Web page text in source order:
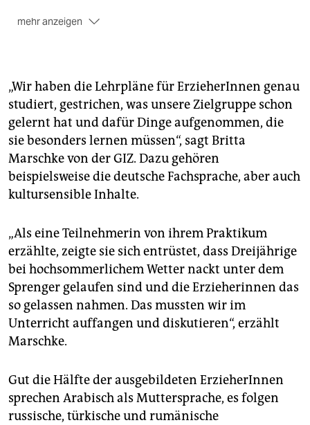
mehr anzeigen
können sie sich individuell beraten lassen. Ziel ist,
dass sie Einblicke in alle Bereiche des Kita-Alltags
aus fachlicher Perspektive erhalten.
VoraussetzungIn­ter­es­sen­t*in­nen sollten einen
Berliner Wohnsitz haben, nicht mehr schulpflichtig
und noch nicht in Rente sein. An den
Berufsorientierungsprojekten vom Anbieter „wortlaut“
haben seit 2018 bisher rund 670 Interessierte
ins Berufsfeld Kita vermittelt werden. Das Projekt wird
seit 2022 von der Senatsverwaltung für Bildung,
Jugend und Familie gefördert.
(usch)
„Wir haben die Lehrpläne für ErzieherInnen genau
studiert, gestrichen, was unsere Zielgruppe schon
gelernt hat und dafür Dinge aufgenommen, die
sie besonders lernen müssen“, sagt Britta
Marschke von der GIZ. Dazu gehören
beispielsweise die deutsche Fachsprache, aber auch
kultursensible Inhalte.
„Als eine Teilnehmerin von ihrem Praktikum
erzählte, zeigte sie sich entrüstet, dass Dreijährige
bei hochsommerlichem Wetter nackt unter dem
Sprenger gelaufen sind und die Erzieherinnen das
so gelassen nahmen. Das mussten wir im
Unterricht auffangen und diskutieren“, erzählt
Marschke.
Gut die Hälfte der ausgebildeten ErzieherInnen
sprechen Arabisch als Muttersprache, es folgen
russische, türkische und rumänische